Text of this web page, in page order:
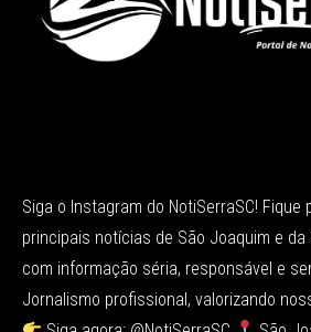
Siga o Instagram do NotiSerraSC! Fique
principais notícias de São Joaquim e da
com informação séria, responsável e
Jornalismo profissional, valorizando